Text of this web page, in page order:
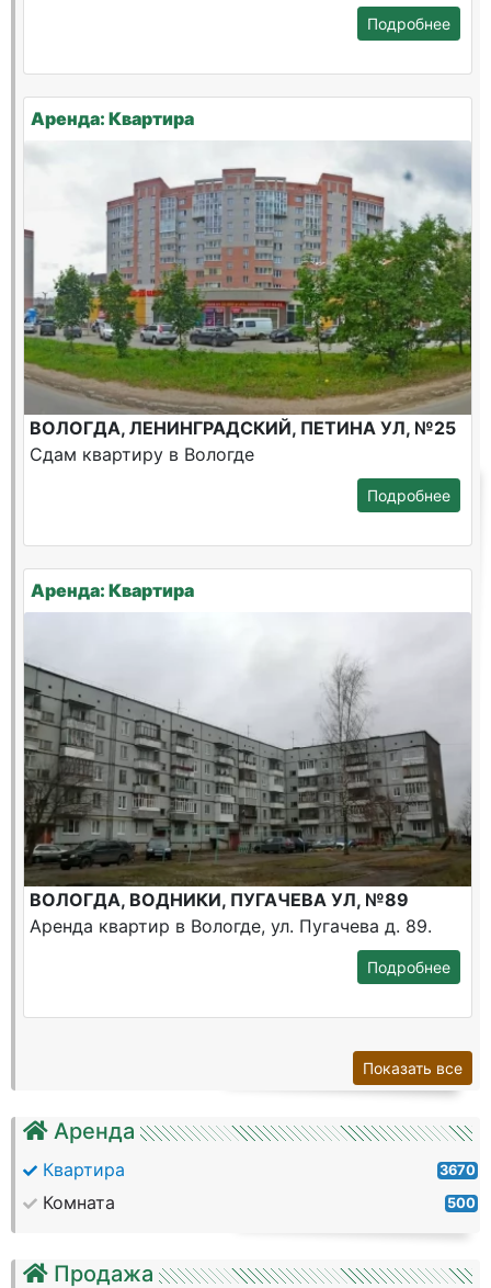
Аренда
Квартира 3670
Комната 500
Продажа
Подробнее
Аренда: Квартира
ВОЛОГДА, ЛЕНИНГРАДСКИЙ, ПЕТИНА УЛ, №25
Сдам квартиру в Вологде
Подробнее
Аренда: Квартира
ВОЛОГДА, ВОДНИКИ, ПУГАЧЕВА УЛ, №89
Аренда квартир в Вологде, ул. Пугачева д. 89.
Подробнее
Показать все